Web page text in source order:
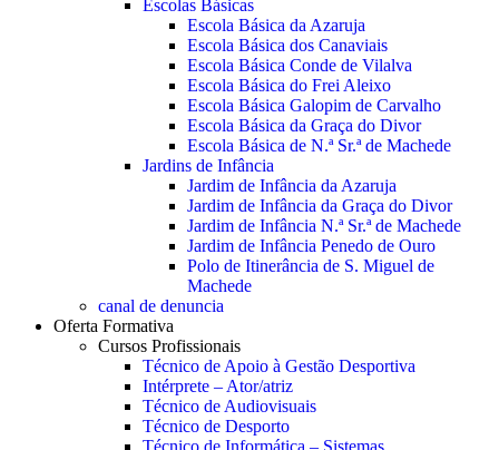
Escolas Básicas
Escola Básica da Azaruja
Escola Básica dos Canaviais
Escola Básica Conde de Vilalva
Escola Básica do Frei Aleixo
Escola Básica Galopim de Carvalho
Escola Básica da Graça do Divor
Escola Básica de N.ª Sr.ª de Machede
Jardins de Infância
Jardim de Infância da Azaruja
Jardim de Infância da Graça do Divor
Jardim de Infância N.ª Sr.ª de Machede
Jardim de Infância Penedo de Ouro
Polo de Itinerância de S. Miguel de
Machede
canal de denuncia
Oferta Formativa
Cursos Profissionais
Técnico de Apoio à Gestão Desportiva
Intérprete – Ator/atriz
Técnico de Audiovisuais
Técnico de Desporto
Técnico de Informática – Sistemas